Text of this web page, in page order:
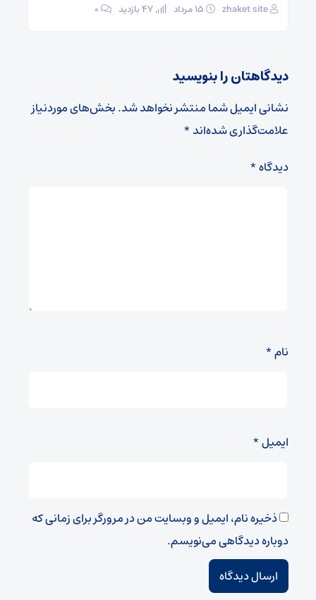
zhaket site ۰
دیدگاهتان را بنویسید
نشانی ایمیل شما منتشر نخواهد شد.بخش‌های موردنیاز
علامت‌گذاری شده‌اند*
دیدگاه*
نام*
ایمیل*
ذخیره نام، ایمیل و وبسایت من در مرورگر برای زمانی که
دوباره دیدگاهی می‌نویسم.